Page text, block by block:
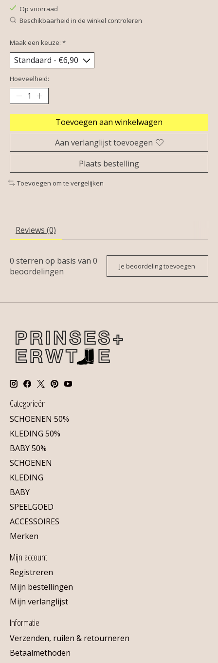
Op voorraad
Beschikbaarheid in de winkel controleren
Maak een keuze: *
Hoeveelheid:
Toevoegen aan winkelwagen
Aan verlanglijst toevoegen
Plaats bestelling
Toevoegen om te vergelijken
Reviews (0)
0 sterren op basis van 0
beoordelingen
Je beoordeling toevoegen
Categorieën
SCHOENEN 50%
KLEDING 50%
BABY 50%
SCHOENEN
KLEDING
BABY
SPEELGOED
ACCESSOIRES
Merken
Mijn account
Registreren
Mijn bestellingen
Mijn verlanglijst
Informatie
Verzenden, ruilen & retourneren
Betaalmethoden